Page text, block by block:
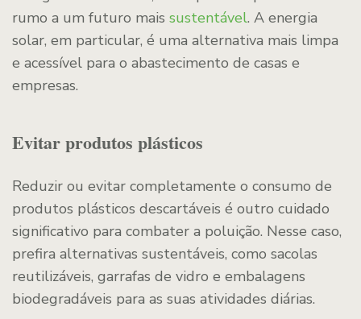
rumo a um futuro mais sustentável. A energia
solar, em particular, é uma alternativa mais limpa
e acessível para o abastecimento de casas e
empresas.
Evitar produtos plásticos
Reduzir ou evitar completamente o consumo de
produtos plásticos descartáveis é outro cuidado
significativo para combater a poluição. Nesse caso,
prefira alternativas sustentáveis, como sacolas
reutilizáveis, garrafas de vidro e embalagens
biodegradáveis para as suas atividades diárias.